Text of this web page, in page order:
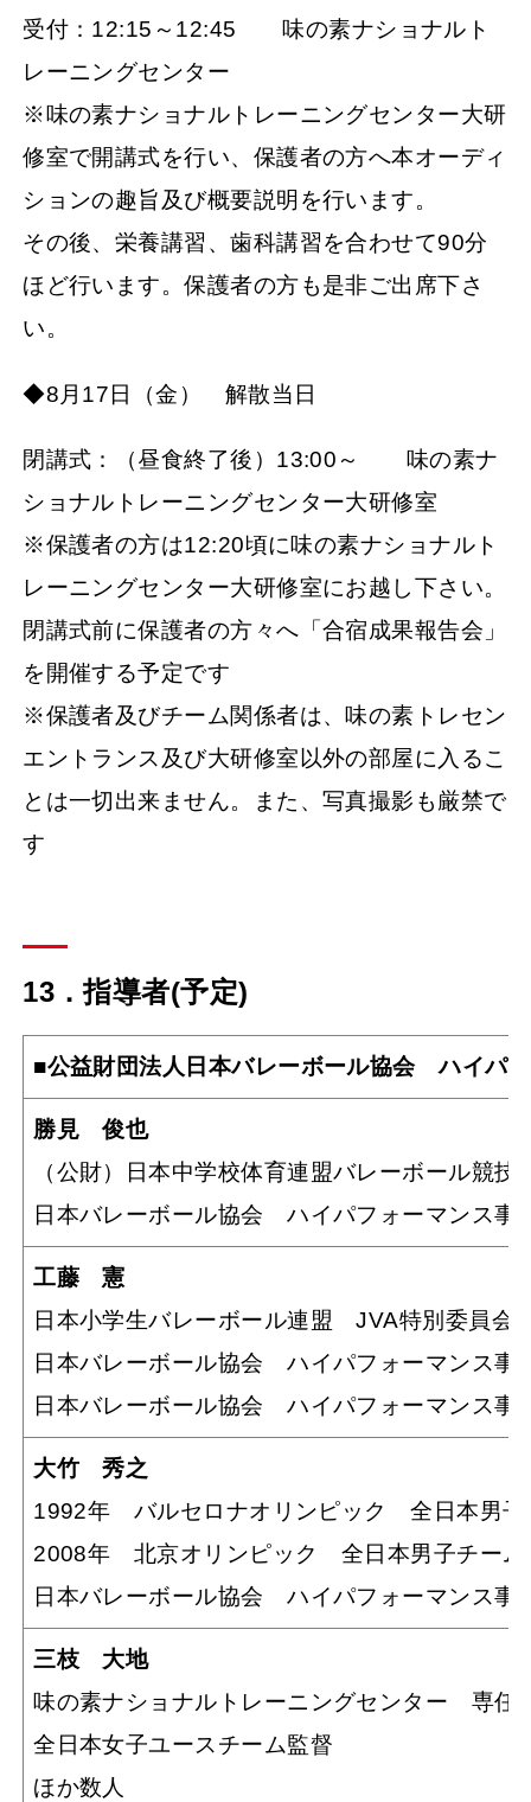
受付：12:15～12:45 味の素ナショナルト
レーニングセンター
※味の素ナショナルトレーニングセンター大研
修室で開講式を行い、保護者の方へ本オーディ
ションの趣旨及び概要説明を行います。
その後、栄養講習、歯科講習を合わせて90分
ほど行います。保護者の方も是非ご出席下さ
い。
◆8月17日（金） 解散当日
閉講式：（昼食終了後）13:00～ 味の素ナ
ショナルトレーニングセンター大研修室
※保護者の方は12:20頃に味の素ナショナルト
レーニングセンター大研修室にお越し下さい。
閉講式前に保護者の方々へ「合宿成果報告会」
を開催する予定です
※保護者及びチーム関係者は、味の素トレセン
エントランス及び大研修室以外の部屋に入るこ
とは一切出来ません。また、写真撮影も厳禁で
す
13．指導者(予定)
■公益財団法人日本バレーボール協会 ハイパ
勝見 俊也
（公財）日本中学校体育連盟バレーボール競技
日本バレーボール協会 ハイパフォーマンス
工藤 憲
日本小学生バレーボール連盟 JVA特別委員会
日本バレーボール協会 ハイパフォーマンス
日本バレーボール協会 ハイパフォーマンス
大竹 秀之
1992年 バルセロナオリンピック 全日本男子
2008年 北京オリンピック 全日本男子チーム
日本バレーボール協会 ハイパフォーマンス
三枝 大地
味の素ナショナルトレーニングセンター 専任
全日本女子ユースチーム監督
ほか数人